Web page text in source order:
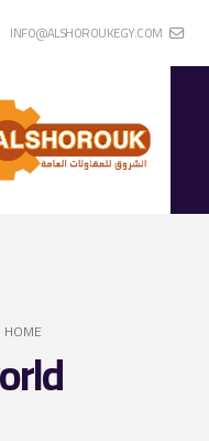
INFO@ALSHOROUKEGY.COM
HOME